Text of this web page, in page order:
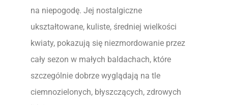
na niepogodę. Jej nostalgiczne
ukształtowane, kuliste, średniej wielkości
kwiaty, pokazują się niezmordowanie przez
cały sezon w małych baldachach, które
szczególnie dobrze wyglądają na tle
ciemnozielonych, błyszczących, zdrowych